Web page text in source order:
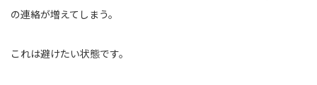
の連絡が増えてしまう。
これは避けたい状態です。